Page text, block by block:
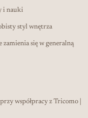
i nauki
styl wnętrza
zamienia się w generalną
współpracy z Tricomo